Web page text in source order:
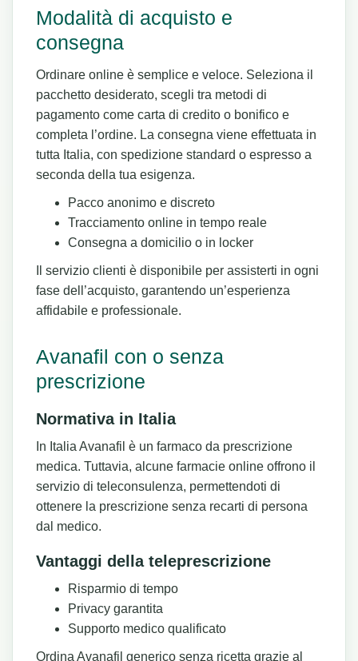
Modalità di acquisto e
consegna
Ordinare online è semplice e veloce. Seleziona il
pacchetto desiderato, scegli tra metodi di
pagamento come carta di credito o bonifico e
completa l’ordine. La consegna viene effettuata in
tutta Italia, con spedizione standard o espresso a
seconda della tua esigenza.
Pacco anonimo e discreto
Tracciamento online in tempo reale
Consegna a domicilio o in locker
Il servizio clienti è disponibile per assisterti in ogni
fase dell’acquisto, garantendo un’esperienza
affidabile e professionale.
Avanafil con o senza
prescrizione
Normativa in Italia
In Italia Avanafil è un farmaco da prescrizione
medica. Tuttavia, alcune farmacie online offrono il
servizio di teleconsulenza, permettendoti di
ottenere la prescrizione senza recarti di persona
dal medico.
Vantaggi della teleprescrizione
Risparmio di tempo
Privacy garantita
Supporto medico qualificato
Ordina Avanafil generico senza ricetta grazie al